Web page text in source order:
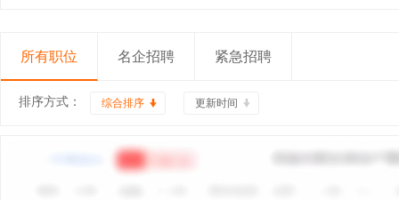
所有职位 名企招聘 紧急招聘
排序方式： 综合排序 更新时间